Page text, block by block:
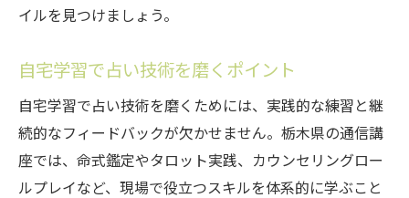
イルを見つけましょう。
自宅学習で占い技術を磨くポイント
自宅学習で占い技術を磨くためには、実践的な練習と継
続的なフィードバックが欠かせません。栃木県の通信講
座では、命式鑑定やタロット実践、カウンセリングロー
ルプレイなど、現場で役立つスキルを体系的に学ぶこと